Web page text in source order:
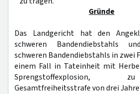
Gründe
Das Landgericht hat den
schweren Bandendiebstahls
schweren Bandendiebstahls in zwei
einem Fall in Tateinheit mit
Gesamtfreiheitsstrafe von drei